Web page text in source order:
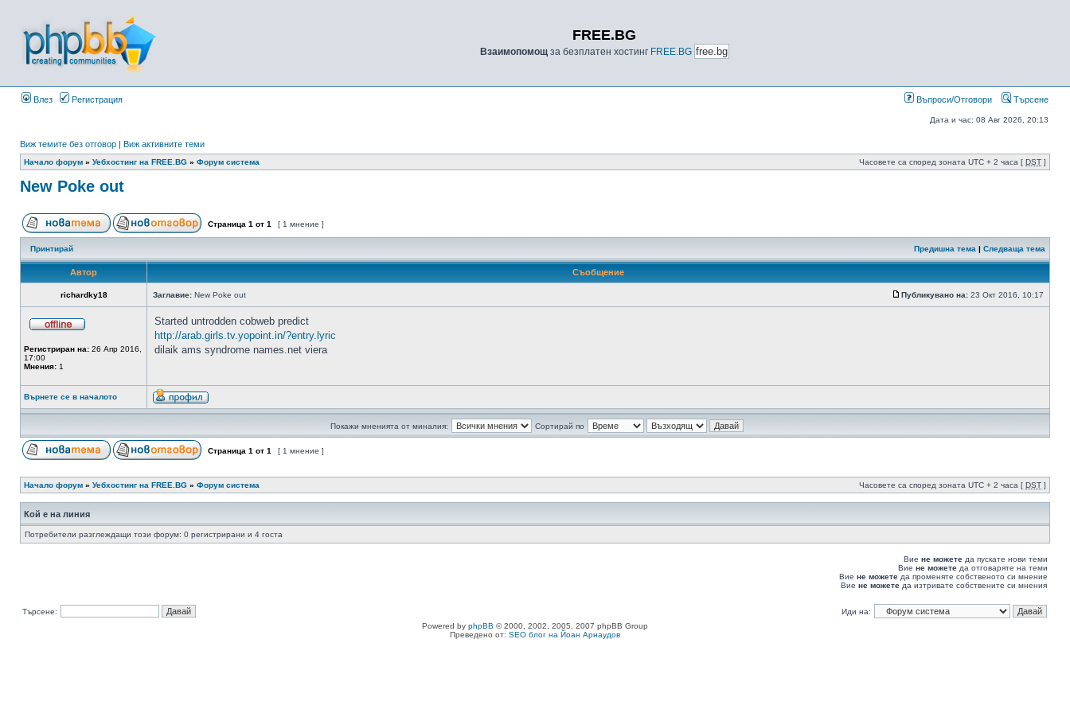
FREE.BG
Взаимопомощза безплатен хостинг FREE.BG
Влез Регистрация Въпроси/Отговори Търсене
Дата и час: 08 Авг 2026, 20:13
Виж темите без отговор | Виж активните теми
Начало форум » Уебхостинг на FREE.BG » Форум система Часовете са според зоната UTC + 2 часа [ DST ]
New Poke out
Страница 1 от 1 [ 1 мнение ]
Принтирай Предишна тема | Следваща тема
Автор Съобщение
richardky18 Заглавие: New Poke out Публикувано на: 23 Окт 2016, 10:17
Регистриран на: 26 Апр 2016,
17:00
Мнения: 1
Started untrodden cobweb predict
http://arab.girls.tv.yopoint.in/?entry.lyric
dilaik ams syndrome names.net viera
Върнете се в началото
Покажи мненията от миналия: Сортирай по
Страница 1 от 1 [ 1 мнение ]
Начало форум » Уебхостинг на FREE.BG » Форум система Часовете са според зоната UTC + 2 часа [ DST ]
Кой е на линия
Потребители разглеждащи този форум: 0 регистрирани и 4 госта
Вие не можете да пускате нови теми
Вие не можете да отговаряте на теми
Вие не можете да променяте собственото си мнение
Вие не можете да изтривате собствените си мнения
Търсене:
Иди на:
Powered by phpBB © 2000, 2002, 2005, 2007 phpBB Group
Преведено от: SEO блог на Йоан Арнаудов